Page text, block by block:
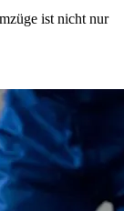
ist nicht nur